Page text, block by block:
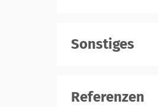
Sonstiges
Referenzen